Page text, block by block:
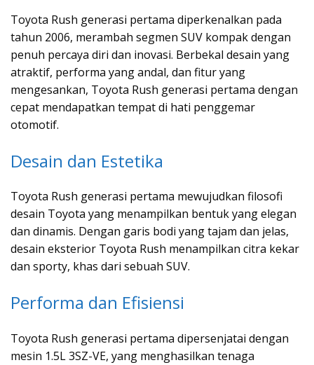
Toyota Rush generasi pertama diperkenalkan pada
tahun 2006, merambah segmen SUV kompak dengan
penuh percaya diri dan inovasi. Berbekal desain yang
atraktif, performa yang andal, dan fitur yang
mengesankan, Toyota Rush generasi pertama dengan
cepat mendapatkan tempat di hati penggemar
otomotif.
Desain dan Estetika
Toyota Rush generasi pertama mewujudkan filosofi
desain Toyota yang menampilkan bentuk yang elegan
dan dinamis. Dengan garis bodi yang tajam dan jelas,
desain eksterior Toyota Rush menampilkan citra kekar
dan sporty, khas dari sebuah SUV.
Performa dan Efisiensi
Toyota Rush generasi pertama dipersenjatai dengan
mesin 1.5L 3SZ-VE, yang menghasilkan tenaga